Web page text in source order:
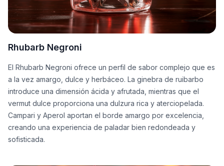
Rhubarb Negroni
El Rhubarb Negroni ofrece un perfil de sabor complejo que es
a la vez amargo, dulce y herbáceo. La ginebra de ruibarbo
introduce una dimensión ácida y afrutada, mientras que el
vermut dulce proporciona una dulzura rica y aterciopelada.
Campari y Aperol aportan el borde amargo por excelencia,
creando una experiencia de paladar bien redondeada y
sofisticada.